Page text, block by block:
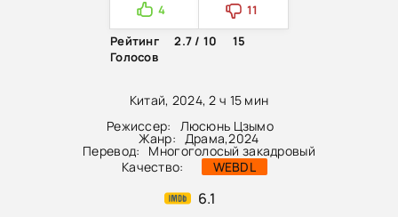
Китай, 2024, 2 ч 15 мин
Режиссер:
Люсюнь Цзымо
Жанр: Драма,2024
Перевод:
Многоголосый закадровый
Качество:
WEBDL
6.1
4
11
Рейтинг
2.7 / 10
15
Голосов